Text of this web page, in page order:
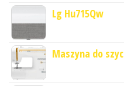
Lg Hu715Qw
Maszyna do